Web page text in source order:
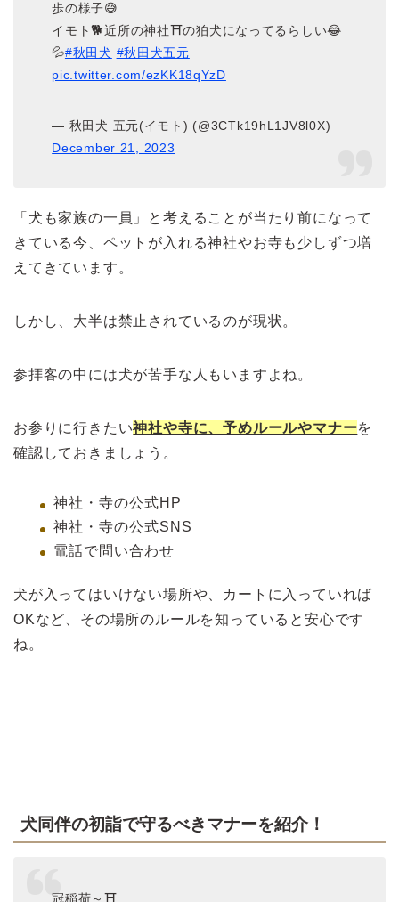
歩の様子😅
イモト🐕近所の神社⛩️の狛犬になってるらしい😂
💦#秋田犬 #秋田犬五元
pic.twitter.com/ezKK18qYzD
— 秋田犬 五元(イモト) (@3CTk19hL1JV8l0X)
December 21, 2023
「犬も家族の一員」と考えることが当たり前になって
きている今、ペットが入れる神社やお寺も少しずつ増
えてきています。
しかし、大半は禁止されているのが現状。
参拝客の中には犬が苦手な人もいますよね。
お参りに行きたい神社や寺に、予めルールやマナーを
確認しておきましょう。
神社・寺の公式HP
神社・寺の公式SNS
電話で問い合わせ
犬が入ってはいけない場所や、カートに入っていれば
OKなど、その場所のルールを知っていると安心です
ね。
犬同伴の初詣で守るべきマナーを紹介！
冠稲荷～⛩